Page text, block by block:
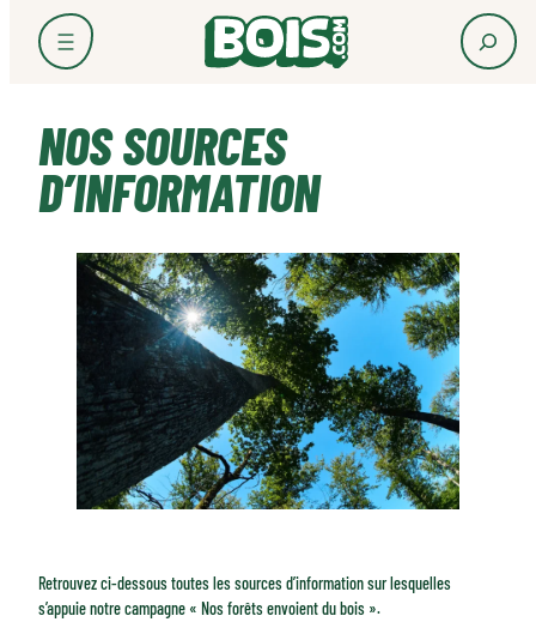
contenu
NOS SOURCES
D’INFORMATION
Retrouvez ci-dessous toutes les sources d’information sur lesquelles
s’appuie notre campagne « Nos forêts envoient du bois ».